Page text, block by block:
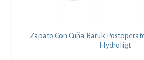
Zapato Con Cuña Baruk
Hydroligt